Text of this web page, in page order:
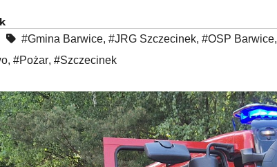
#Gmina Barwice, #JRG Szczecinek, #OSP Barwice,
, #Pożar, #Szczecinek